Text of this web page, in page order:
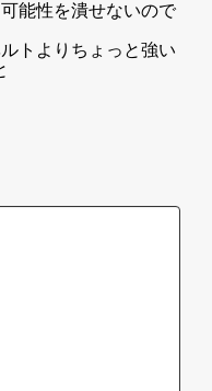
能性を潰せないので
トよりちょっと強い